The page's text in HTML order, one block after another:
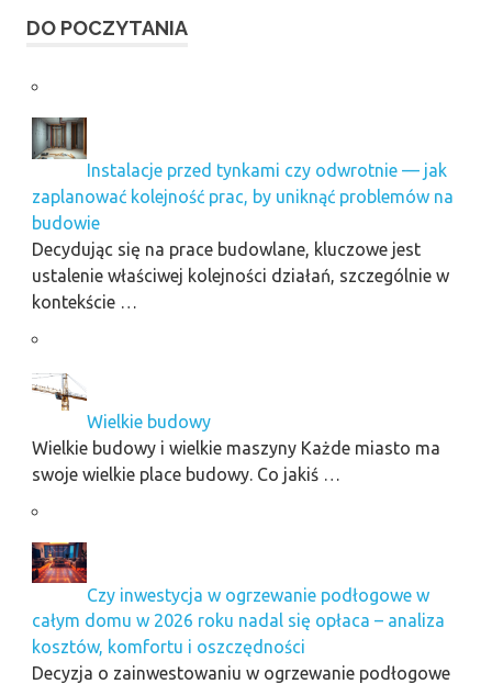
DO POCZYTANIA
Instalacje przed tynkami czy odwrotnie — jak
zaplanować kolejność prac, by uniknąć problemów na
budowie
Decydując się na prace budowlane, kluczowe jest
ustalenie właściwej kolejności działań, szczególnie w
kontekście …
Wielkie budowy
Wielkie budowy i wielkie maszyny Każde miasto ma
swoje wielkie place budowy. Co jakiś …
Czy inwestycja w ogrzewanie podłogowe w
całym domu w 2026 roku nadal się opłaca – analiza
kosztów, komfortu i oszczędności
Decyzja o zainwestowaniu w ogrzewanie podłogowe